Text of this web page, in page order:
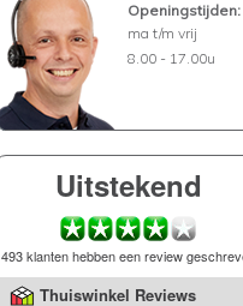
Openingstijden:
ma t/m vrij
8.00 - 17.00u
Uitstekend
493 klanten hebben een review
Thuiswinkel Reviews